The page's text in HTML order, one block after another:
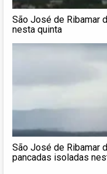
São José de Ribamar
nesta quinta
São José de Ribamar
pancadas isoladas